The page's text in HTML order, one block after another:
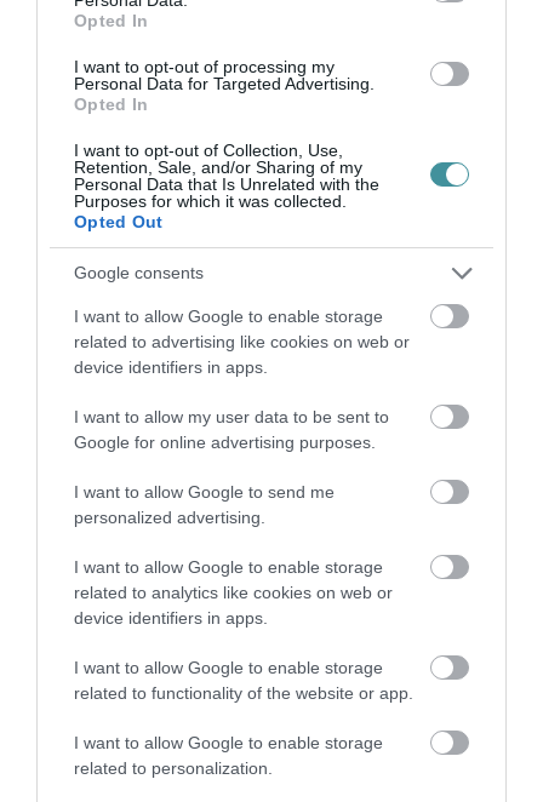
Opted In
I want to opt-out of processing my
Personal Data for Targeted Advertising.
Opted In
I want to opt-out of Collection, Use,
Retention, Sale, and/or Sharing of my
Personal Data that Is Unrelated with the
Purposes for which it was collected.
Opted Out
Google consents
I want to allow Google to enable storage
related to advertising like cookies on web or
device identifiers in apps.
I want to allow my user data to be sent to
Google for online advertising purposes.
I want to allow Google to send me
personalized advertising.
I want to allow Google to enable storage
related to analytics like cookies on web or
device identifiers in apps.
I want to allow Google to enable storage
related to functionality of the website or app.
I want to allow Google to enable storage
related to personalization.
2026. augusztus 06
MAGYAR PÉTER: KIÍRJÁK AZ ELSŐ
SZÉLERŐMŰVI PÁLYÁZATOKAT, M...
2026. augusztus 06|Mindenki ügye
ELOLTOTTÁK A TÜZET
DÉDESTAPOLCSÁNYNÁL, KILENCÓRÁS
KÜZDELE...
2026. augusztus 06 Környék ügye